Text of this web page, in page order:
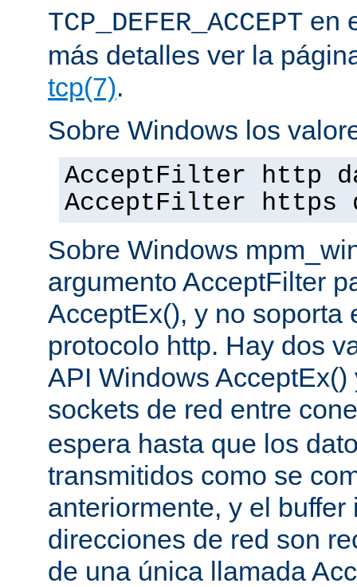
TCP_DEFER_ACCEPT en
más detalles ver la
tcp(7).
Sobre Windows los
AcceptFilter http
AcceptFilter https
Sobre Windows
argumento AcceptFilter
AcceptEx(), y no soporta
protocolo http. Hay dos
API Windows
sockets de red entre
espera hasta que los
transmitidos como se
anteriormente, y el
direcciones de red son
de una única llamada